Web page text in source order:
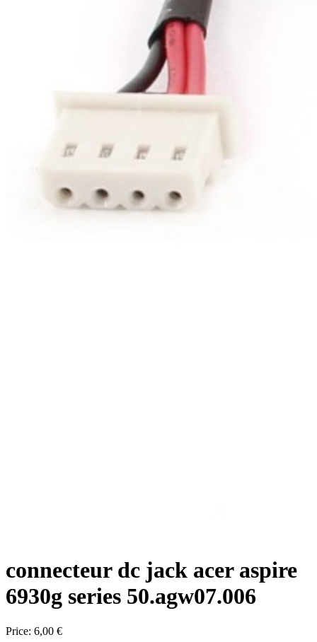
connecteur dc jack acer aspire
6930g series 50.agw07.006
Price: 6,00 €